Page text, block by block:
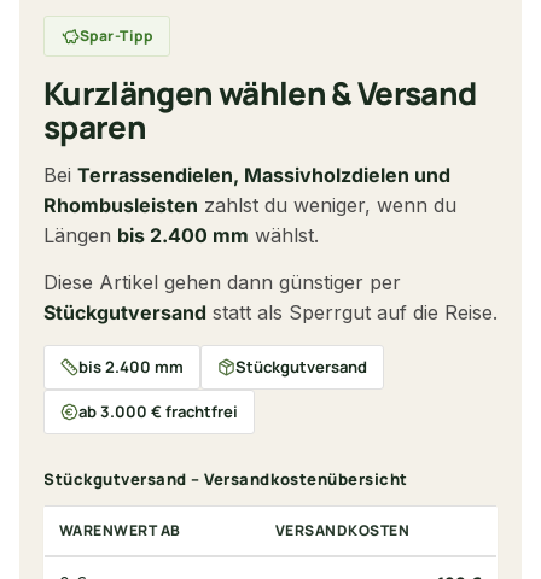
Spar-Tipp
Kurzlängen wählen & Versand
sparen
Bei Terrassendielen, Massivholzdielen und
Rhombusleisten zahlst du weniger, wenn du
Längen bis 2.400 mm wählst.
Diese Artikel gehen dann günstiger per
Stückgutversand statt als Sperrgut auf die Reise.
bis 2.400 mm Stückgutversand
ab 3.000 € frachtfrei
Stückgutversand – Versandkostenübersicht
WARENWERT AB VERSANDKOSTEN